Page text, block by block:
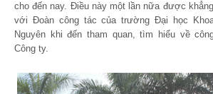
cho đến nay. Điều này một lần nữa được
với Đoàn công tác của trường Đại học
Nguyên khi đến tham quan, tìm hiểu về
Công ty.